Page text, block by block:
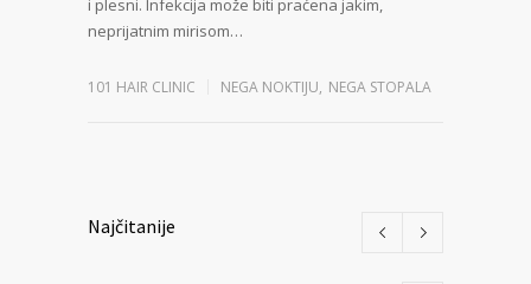
i plesni. Infekcija može biti praćena jakim,
neprijatnim mirisom…
101 HAIR CLINIC NEGA NOKTIJU, NEGA STOPALA
Najčitanije